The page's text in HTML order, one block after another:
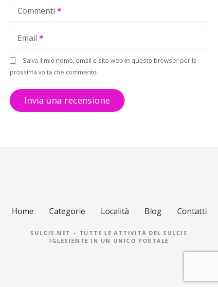
Commenti
Email
Salva il mio nome, email e sito web in questo browser per la
prossima volta che commento.
Home Categorie Località Blog Contatti
SULCIS.NET – TUTTE LE ATTIVITÀ DEL SULCIS
IGLESIENTE IN UN UNICO PORTALE